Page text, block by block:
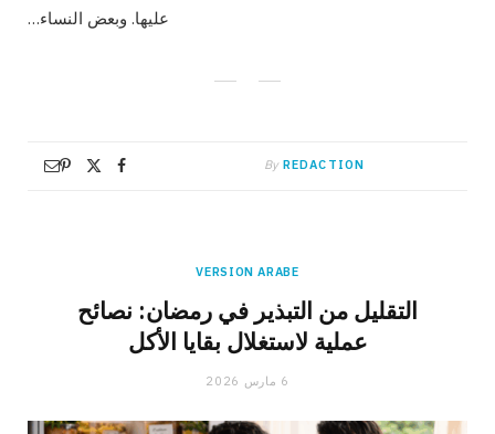
عليها. وبعض النساء…
By REDACTION
VERSION ARABE
التقليل من التبذير في رمضان: نصائح
عملية لاستغلال بقايا الأكل
6 مارس 2026